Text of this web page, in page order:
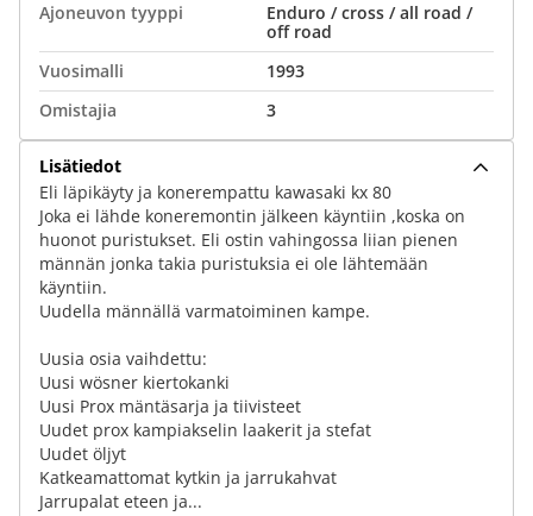
Ajoneuvon tyyppi
Enduro / cross / all road /
off road
Vuosimalli
1993
Omistajia
3
Lisätiedot
Eli läpikäyty ja konerempattu kawasaki kx 80
Joka ei lähde koneremontin jälkeen käyntiin ,koska on
huonot puristukset. Eli ostin vahingossa liian pienen
männän jonka takia puristuksia ei ole lähtemään
käyntiin.
Uudella männällä varmatoiminen kampe.
Uusia osia vaihdettu:
Uusi wösner kiertokanki
Uusi Prox mäntäsarja ja tiivisteet
Uudet prox kampiakselin laakerit ja stefat
Uudet öljyt
Katkeamattomat kytkin ja jarrukahvat
Jarrupalat eteen ja...